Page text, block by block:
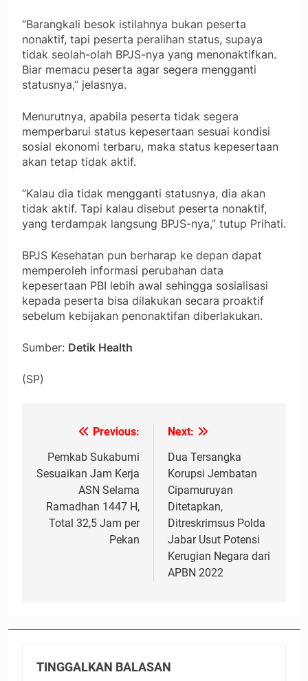
“Barangkali besok istilahnya bukan peserta
nonaktif, tapi peserta peralihan status, supaya
tidak seolah-olah BPJS-nya yang menonaktifkan.
Biar memacu peserta agar segera mengganti
statusnya,” jelasnya.
Menurutnya, apabila peserta tidak segera
memperbarui status kepesertaan sesuai kondisi
sosial ekonomi terbaru, maka status kepesertaan
akan tetap tidak aktif.
“Kalau dia tidak mengganti statusnya, dia akan
tidak aktif. Tapi kalau disebut peserta nonaktif,
yang terdampak langsung BPJS-nya,” tutup Prihati.
BPJS Kesehatan pun berharap ke depan dapat
memperoleh informasi perubahan data
kepesertaan PBI lebih awal sehingga sosialisasi
kepada peserta bisa dilakukan secara proaktif
sebelum kebijakan penonaktifan diberlakukan.
Sumber: Detik Health
(SP)
Navigasi
pos
Previous:
Pemkab Sukabumi
Sesuaikan Jam Kerja
ASN Selama
Ramadhan 1447 H,
Total 32,5 Jam per
Pekan
Next:
Dua Tersangka
Korupsi Jembatan
Cipamuruyan
Ditetapkan,
Ditreskrimsus Polda
Jabar Usut Potensi
Kerugian Negara dari
APBN 2022
TINGGALKAN BALASAN